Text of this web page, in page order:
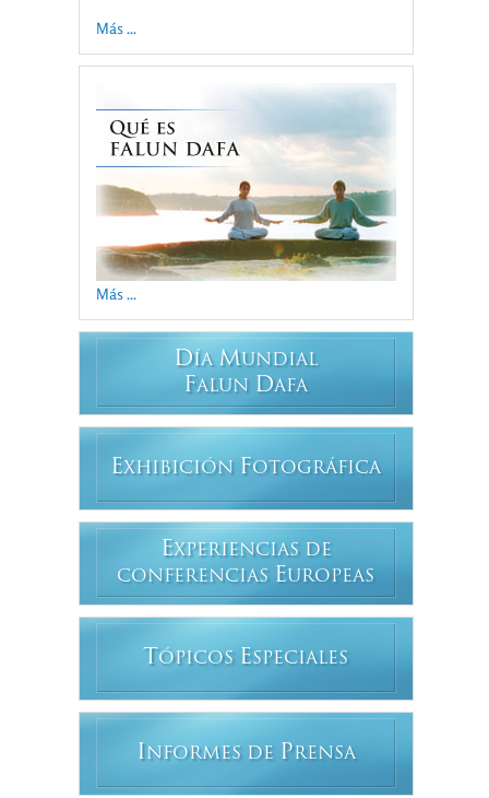
Más ...
Más ...
DÍA MUNDIAL
FALUN DAFA
EXHIBICIÓN FOTOGRÁFICA
EXPERIENCIAS DE
CONFERENCIAS EUROPEAS
T ÓPICOS ESPECIALES
INFORMES DE PRENSA